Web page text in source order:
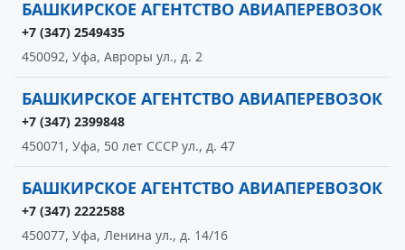
БАШКИРСКОЕ АГЕНТСТВО АВИАПЕРЕВОЗОК
+7 (347) 2549435
450092, Уфа, Авроры ул., д. 2
БАШКИРСКОЕ АГЕНТСТВО АВИАПЕРЕВОЗОК
+7 (347) 2399848
450071, Уфа, 50 лет СССР ул., д. 47
БАШКИРСКОЕ АГЕНТСТВО АВИАПЕРЕВОЗОК
+7 (347) 2222588
450077, Уфа, Ленина ул., д. 14/16